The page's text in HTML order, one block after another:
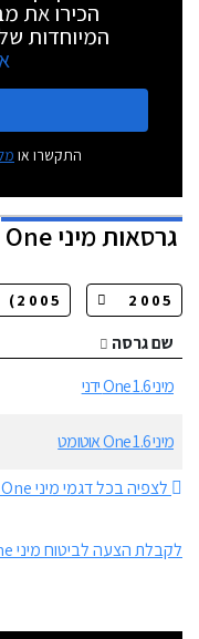
הכירו את
המיוחדות
התקשרו או
גרסאותמיני One
שם גרסה
מיני One 1.6 ידני
מיני One 1.6 אוטומט
לצפיה בכל דגמי מיני One מכל השנים
לקבלת הצעה לביטוח מיני One